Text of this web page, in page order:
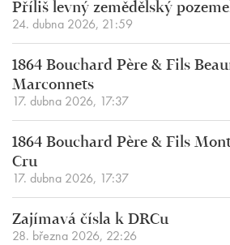
Příliš levný zemědělský
24. dubna 2026, 21:59
1864 Bouchard Père & Fils
Marconnets
17. dubna 2026, 17:37
1864 Bouchard Père & Fils
Cru
17. dubna 2026, 17:37
Zajímavá čísla k DRCu
28. března 2026, 22:26